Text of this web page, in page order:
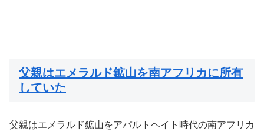
父親はエメラルド鉱山を南アフリカに所有
していた
父親はエメラルド鉱山をアパルトヘイト時代の南アフリカ